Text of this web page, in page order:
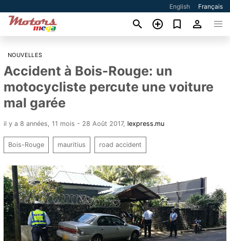
English Français
NOUVELLES
Accident à Bois-Rouge: un
motocycliste percute une voiture
mal garée
il y a 8 années, 11 mois - 28 Août 2017, lexpress.mu
Bois-Rouge mauritius road accident